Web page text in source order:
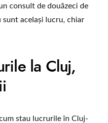
consult de douăzeci de
același lucru, chiar
la Cluj,
stau lucrurile în Cluj-